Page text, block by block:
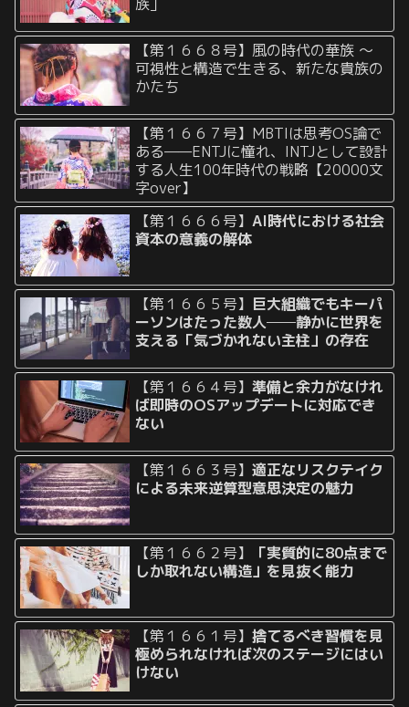
【第１６６８号】風の時代の華族 〜
可視性と構造で生きる、新たな貴族の
かたち
【第１６６７号】MBTIは思考OS論で
ある——ENTJに憧れ、INTJとして設計
する人生100年時代の戦略【20000文
字over】
【第１６６６号】AI時代における社会
資本の意義の解体
【第１６６５号】 巨大組織でもキーパ
ーソンはたった数人──静かに世界を
支える「気づかれない主柱」の存在
【第１６６４号】準備と余力がなけれ
ば即時のOSアップデートに対応でき
ない
【第１６６３号】適正なリスクテイク
による未来逆算型意思決定の魅力
【第１６６２号】
「実質的に80点まで
しか取れない構造」を見抜く能力
【第１６６１号】捨てるべき習慣を見
極められなければ次のステージにはい
けない